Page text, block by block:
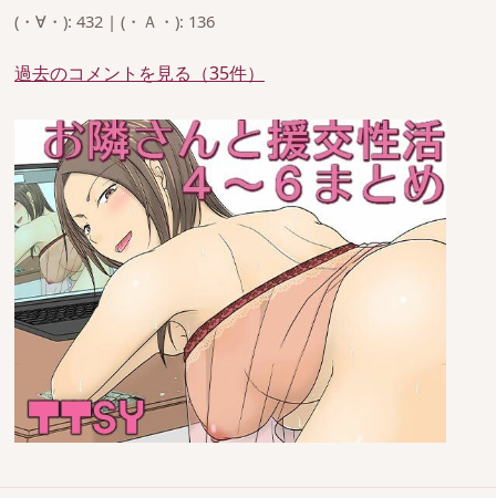
(・∀・): 432 | (・Ａ・): 136
過去のコメントを見る（35件）